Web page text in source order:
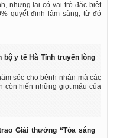
nhưng lại có vai trò đặc biệt
quyết định lâm sàng, từ đó
bộ y tế Hà Tĩnh truyền lòng
sóc cho bệnh nhân mà các
còn hiến những giọt máu của
Giải thưởng “Tỏa sáng